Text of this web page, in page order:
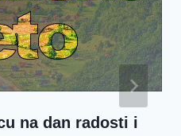
na dan radosti i